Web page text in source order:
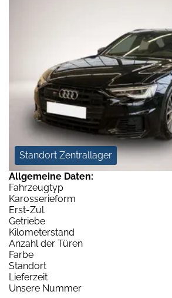
Standort Zentrallager
Allgemeine Daten:
Fahrzeugtyp
Karosserieform
Erst-Zul.
Getriebe
Kilometerstand
Anzahl der Türen
Farbe
Standort
Lieferzeit
Unsere Nummer